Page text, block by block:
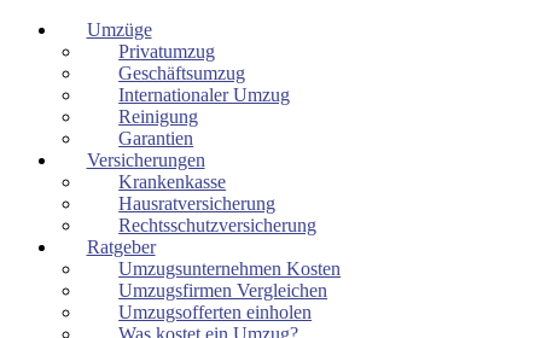
Umzüge
Privatumzug
Geschäftsumzug
Internationaler Umzug
Reinigung
Garantien
Versicherungen
Krankenkasse
Hausratversicherung
Rechtsschutzversicherung
Ratgeber
Umzugsunternehmen Kosten
Umzugsfirmen Vergleichen
Umzugsofferten einholen
Was kostet ein Umzug?